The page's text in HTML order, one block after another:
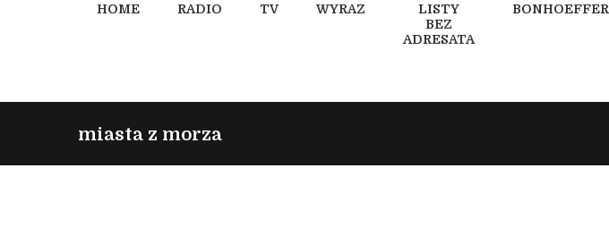
HOME RADIO TV WYRAZ
LISTY
BEZ
ADRESATA
BONHOEFFER
miasta z morza